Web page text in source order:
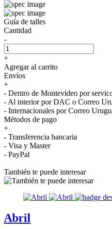
Guía de talles
Cantidad
-
+
Agregar al carrito
Envíos
+
- Dentro de Montevideo por
- Al interior por DAC o Correo
- Internacionales por Correo
Métodos de pago
+
- Transferencia bancaria
- Visa y Master
- PayPal
También te puede interesar
Abril